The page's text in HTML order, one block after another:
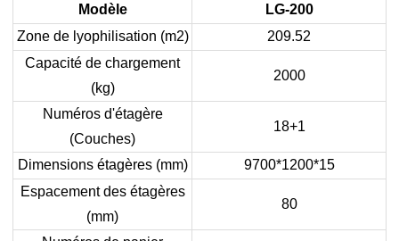
Modèle
LG-200
Zone de lyophilisation (m2)
209.52
Capacité de chargement
(kg)
2000
Numéros d'étagère
(Couches)
18+1
Dimensions étagères (mm)
9700*1200*15
Espacement des étagères
(mm)
80